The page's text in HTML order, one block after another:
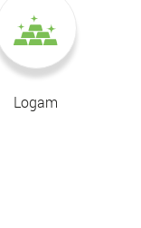
Logam